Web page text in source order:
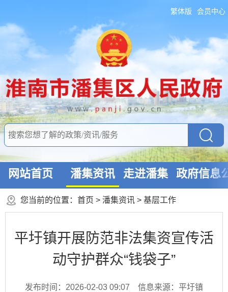
繁体版 会员中心
网站首页 潘集资讯 走进潘集 政府信息
您当前的位置： 首页 > 潘集资讯 > 基层工作
平圩镇开展防范非法集资宣传活
动守护群众“钱袋子”
发布时间：2026-02-03 09:07
信息来源：平圩镇